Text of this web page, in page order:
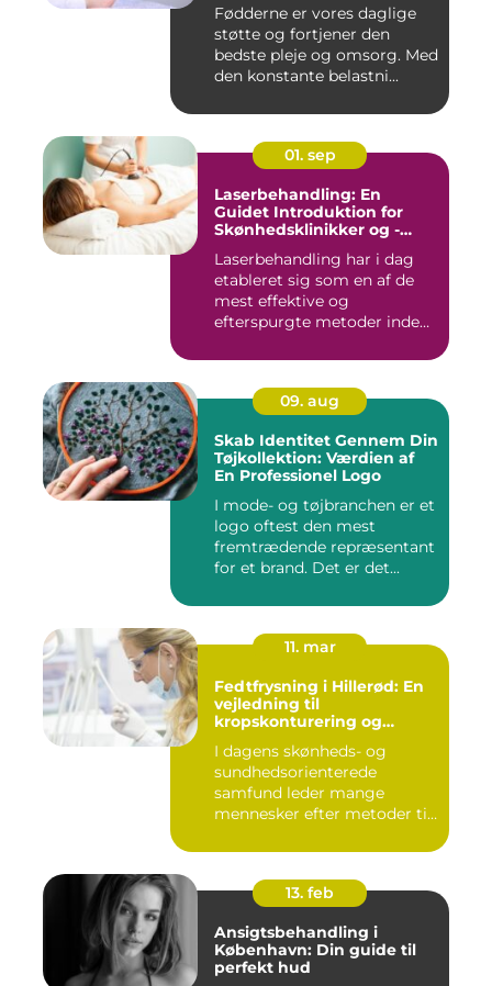
Fødderne er vores daglige
støtte og fortjener den
bedste pleje og omsorg. Med
den konstante belastni...
01. sep
Laserbehandling: En
Guidet Introduktion for
Skønhedsklinikker og -
Laserbehandling har i dag
etableret sig som en af de
mest effektive og
efterspurgte metoder inden
09. aug
Skab Identitet Gennem Din
Tøjkollektion: Værdien af
En Professionel Logo
I mode- og tøjbranchen er et
logo oftest den mest
fremtrædende repræsentant
for et brand. Det er det...
11. mar
Fedtfrysning i Hillerød: En
vejledning til
kropskonturering og
I dagens skønheds- og
sundhedsorienterede
samfund leder mange
mennesker efter metoder til
13. feb
Ansigtsbehandling i
København: Din guide til
perfekt hud